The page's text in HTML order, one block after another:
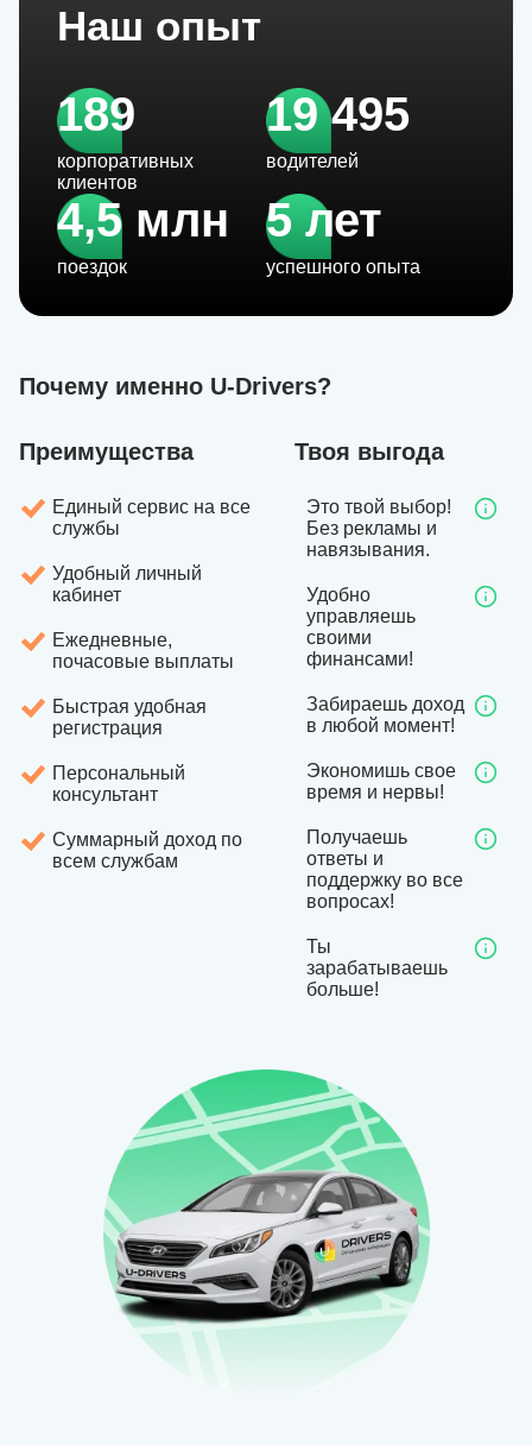
Наш опыт
189
корпоративных
клиентов
19 495
водителей
4,5 млн
поездок
5 лет
успешного опыта
Почему именно U-Drivers?
Преимущества
Единый сервис на все
службы
Удобный личный
кабинет
Ежедневные,
почасовые выплаты
Быстрая удобная
регистрация
Персональный
консультант
Суммарный доход по
всем службам
Твоя выгода
Это твой выбор!
Без рекламы и
навязывания.
Удобно
управляешь
своими
финансами!
Забираешь доход
в любой момент!
Экономишь свое
время и нервы!
Получаешь
ответы и
поддержку во все
вопросах!
Ты
зарабатываешь
больше!